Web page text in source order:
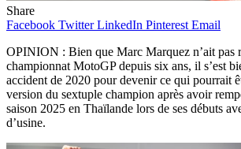
Share
Facebook Twitter LinkedIn Pinterest Email
OPINION : Bien que Marc Marquez n’ait pas
championnat MotoGP depuis six ans, il s’est
accident de 2020 pour devenir ce qui pourrait
version du sextuple champion après avoir
saison 2025 en Thaïlande lors de ses débuts
d’usine.